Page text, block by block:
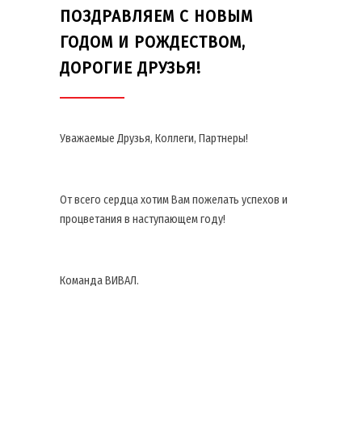
ПОЗДРАВЛЯЕМ С НОВЫМ
ГОДОМ И РОЖДЕСТВОМ,
ДОРОГИЕ ДРУЗЬЯ!
Уважаемые Друзья, Коллеги, Партнеры!
От всего сердца хотим Вам пожелать успехов и
процветания в наступающем году!
Команда ВИВАЛ.